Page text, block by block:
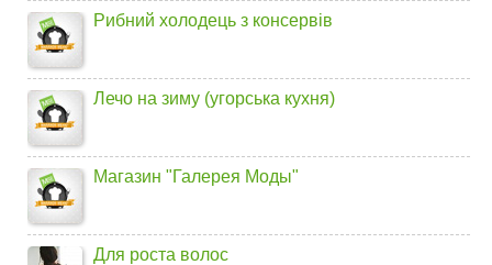
Рибний холодець з консервів
Лечо на зиму (угорська кухня)
Магазин "Галерея Моды"
Для роста волос